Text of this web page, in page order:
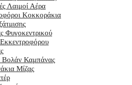
Λαιμοί Αέρα
Κοκκοράκια
Φυγοκεντρικού
Βολάν Καμπάνας
Μίζας